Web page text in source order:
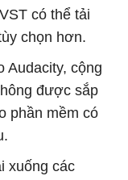
có thể tải
chọn hơn.
Audacity, cộng
được sắp
phần mềm có
xuống các